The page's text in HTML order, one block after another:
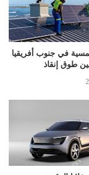
في جنوب أفريقيا
طوق إنقاذ